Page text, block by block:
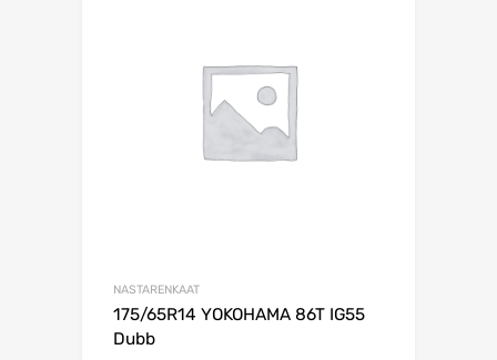
NASTARENKAAT
175/65R14 YOKOHAMA 86T IG55
Dubb